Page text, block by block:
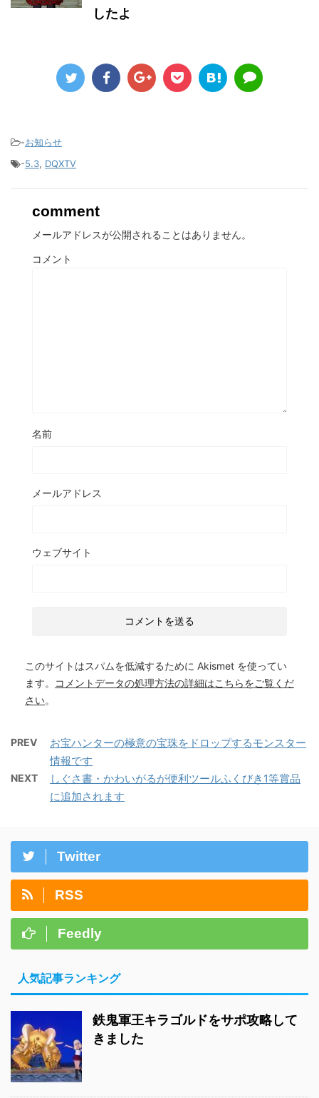
したよ
-お知らせ
-5.3, DQXTV
comment
メールアドレスが公開されることはありません。
コメント
名前
メールアドレス
ウェブサイト
このサイトはスパムを低減するために Akismet を使ってい
ます。
コメントデータの処理方法の詳細はこちらをご覧くだ
さい。
PREV
お宝ハンターの極意の宝珠をドロップするモンスター
情報です
NEXT
しぐさ書・かわいがるが便利ツールふくびき1等賞品
に追加されます
Twitter
RSS
Feedly
人気記事ランキング
鉄鬼軍王キラゴルドをサポ攻略して
きました